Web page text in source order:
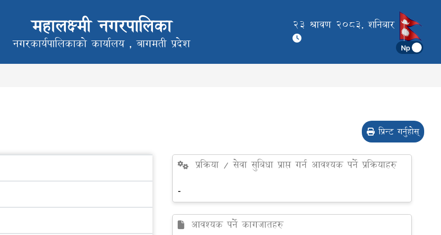
महालक्ष्मी नगरपालिका
नगरकार्यपालिकाको कार्यालय ,बागमती प्रदेश
23 श्रावण 2083, शनिबार
प्रिन्ट गर्नुहोस्
प्रक्रिया / सेवा सुबिधा प्राप्त गर्न आवश्यक पर्ने प्रक्रियाहरु
-
आवश्यक पर्ने कागजातहरु